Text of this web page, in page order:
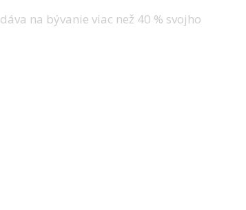
dáva na bývanie viac než 40 % svojho